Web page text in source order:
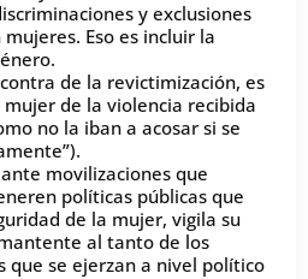
y exclusiones
Eso es incluir la
de la revictimización, es
de la violencia recibida
no la iban a acosar si se
movilizaciones que
políticas públicas que
de la mujer, vigila su
al tanto de los
que se ejerzan a nivel político